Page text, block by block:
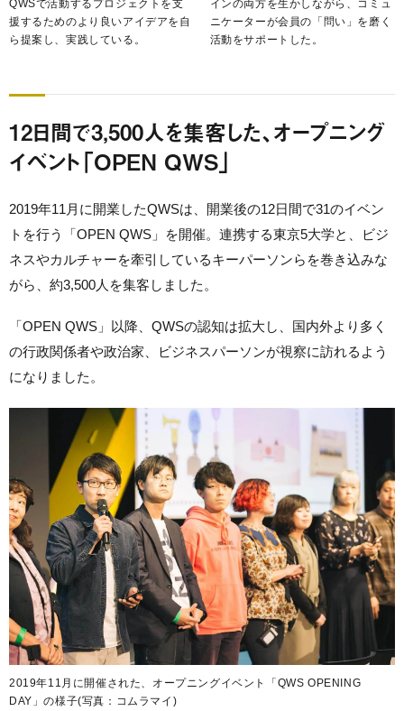
QWSで活動するプロジェクトを支
援するためのより良いアイデアを自
ら提案し、実践している。
インの両方を生かしながら、コミュ
ニケーターが会員の「問い」を磨く
活動をサポートした。
12日間で3,500人を集客した、オープニング
イベント「OPEN QWS」
2019年11月に開業したQWSは、開業後の12日間で31のイベン
トを行う「OPEN QWS」を開催。連携する東京5大学と、ビジ
ネスやカルチャーを牽引しているキーパーソンらを巻き込みな
がら、約3,500人を集客しました。
「OPEN QWS」以降、QWSの認知は拡大し、国内外より多く
の行政関係者や政治家、ビジネスパーソンが視察に訪れるよう
になりました。
2019年11月に開催された、オープニングイベント「QWS OPENING
DAY」の様子(写真：コムラマイ)